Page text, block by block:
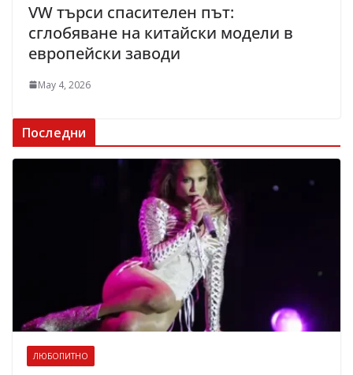
VW търси спасителен път:
сглобяване на китайски модели в
европейски заводи
May 4, 2026
Последни
ЛЮБОПИТНО